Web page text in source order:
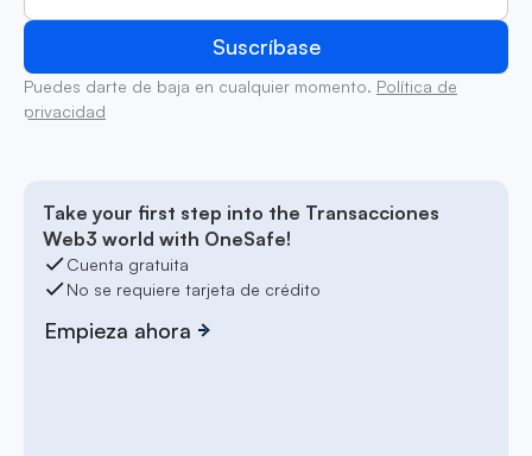
Puedes darte de baja en cualquier momento. Política de
privacidad
Take your first step into the Transacciones
Web3 world with OneSafe!
Cuenta gratuita
No se requiere tarjeta de crédito
Empieza ahora